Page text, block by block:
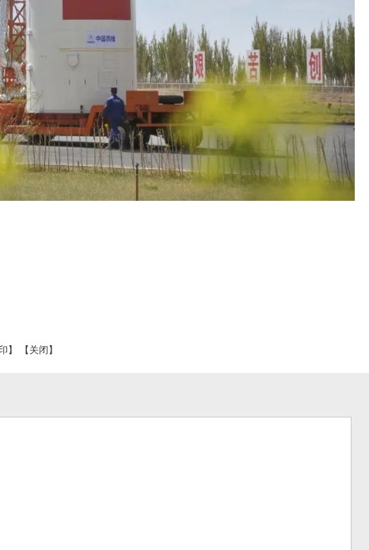
】 【关闭】